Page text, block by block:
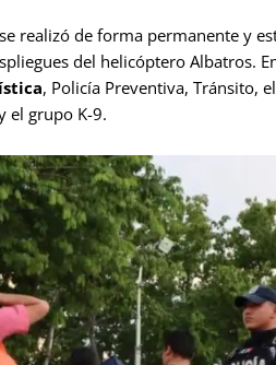
realizó de forma permanente y
del helicóptero Albatros.
, Policía Preventiva, Tránsito,
el grupo K-9.